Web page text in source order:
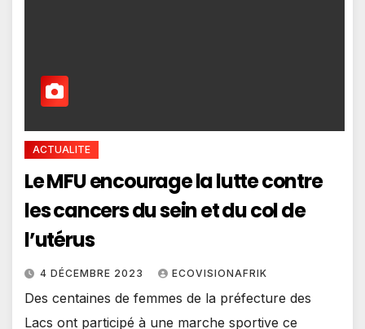
ACTUALITE
Le MFU encourage la lutte contre
les cancers du sein et du col de
l’utérus
4 DÉCEMBRE 2023 ECOVISIONAFRIK
Des centaines de femmes de la préfecture des
Lacs ont participé à une marche sportive ce